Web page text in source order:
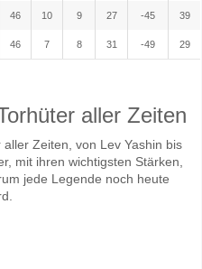
46 10 9 27 -45 39
46 7 8 31 -49 29
aller Zeiten
Zeiten, von Lev Yashin bis
mit ihren wichtigsten Stärken,
jede Legende noch heute